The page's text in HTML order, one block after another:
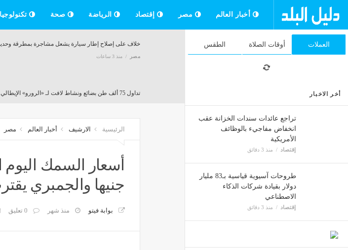
أخبار العالم مصر إقتصاد الرياضة صحة تكنولوجيا
العملات أوقات الصلاة الطقس
أخر الاخبار
تراجع عائدات سندات الخزانة عقب
انخفاض مفاجيء بالوظائف
الأمريكية
إقتصاد منذ 3 دقائق
طروحات آسيوية قياسية بـ83 مليار
دولار بقيادة شركات الذكاء
الاصطناعي
إقتصاد منذ 3 دقائق
خلاف على إصلاح إطار سيارة يشعل مشاجرة بمطرقة
مصر منذ 3 ساعات
تداول 75 ألف طن بضائع ونشاط لافت لـ «الرورو» الإيطالي بميناء دمياط اليوم
"لا أقبل بهذا الأسلوب"، حدوتة يرد على بسمة وهبة بعد
منذ 3 ساعات
الرئيسية الارشيف أخبار العالم مصر
جنيها والجمبري
بوابة فيتو منذ شهر 0 تعليق